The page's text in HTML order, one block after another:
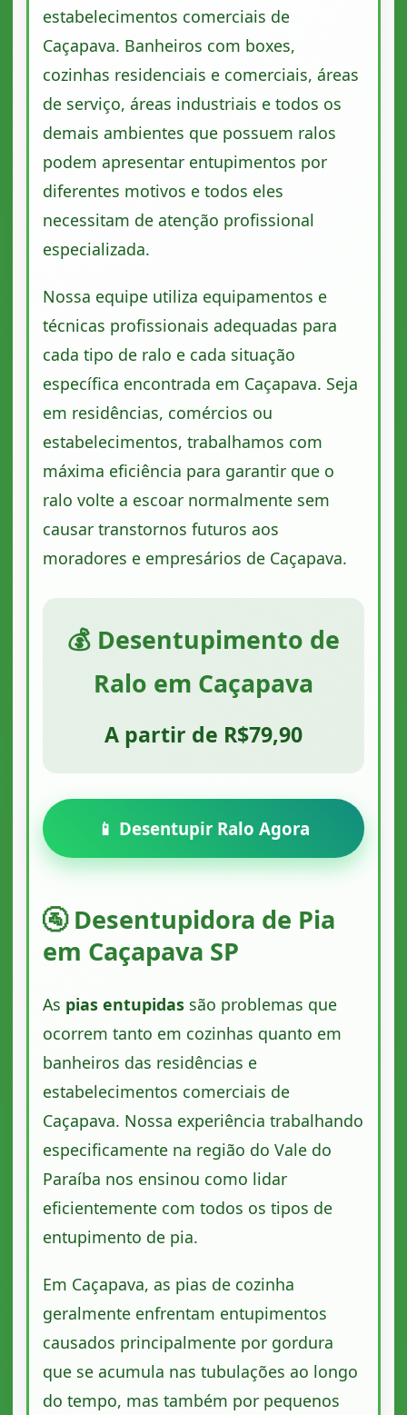
estabelecimentos comerciais de
Caçapava. Banheiros com boxes,
cozinhas residenciais e comerciais, áreas
de serviço, áreas industriais e todos os
demais ambientes que possuem ralos
podem apresentar entupimentos por
diferentes motivos e todos eles
necessitam de atenção profissional
especializada.
Nossa equipe utiliza equipamentos e
técnicas profissionais adequadas para
cada tipo de ralo e cada situação
específica encontrada em Caçapava. Seja
em residências, comércios ou
estabelecimentos, trabalhamos com
máxima eficiência para garantir que o
ralo volte a escoar normalmente sem
causar transtornos futuros aos
moradores e empresários de Caçapava.
💰 Desentupimento de
Ralo em Caçapava
A partir de R$79,90
📱 Desentupir Ralo Agora
🚰 Desentupidora de Pia
em Caçapava SP
As pias entupidassão problemas que
ocorrem tanto em cozinhas quanto em
banheiros das residências e
estabelecimentos comerciais de
Caçapava. Nossa experiência trabalhando
especificamente na região do Vale do
Paraíba nos ensinou como lidar
eficientemente com todos os tipos de
entupimento de pia.
Em Caçapava, as pias de cozinha
geralmente enfrentam entupimentos
causados principalmente por gordura
que se acumula nas tubulações ao longo
do tempo, mas também por pequenos